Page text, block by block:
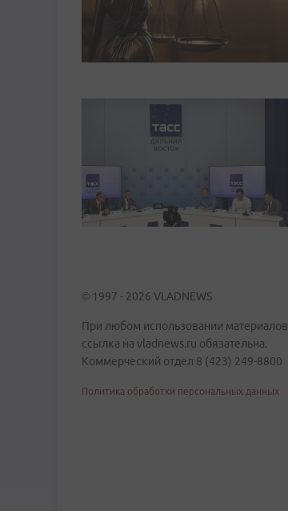
© 1997 - 2026 VLADNEWS
При любом использовании материалов
ссылка на vladnews.ru обязательна.
Коммерческий отдел 8 (423) 249-8800
Политика обработки персональных данных